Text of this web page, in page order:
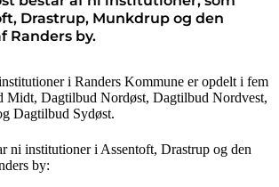
Drastrup, Munkdrup og den
Randers by.
i Randers Kommune er opdelt i fem
Midt, Dagtilbud Nordøst, Dagtilbud Nordvest,
Dagtilbud Sydøst.
ni institutioner i Assentoft, Drastrup og den
by: